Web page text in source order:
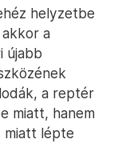
helyzetbe
a
újabb
a reptér
miatt, hanem
miatt lépte